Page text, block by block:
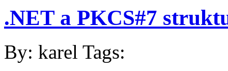
.NET a PKCS#7
By: karel Tags: